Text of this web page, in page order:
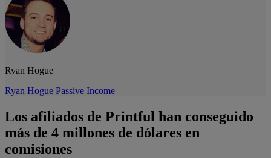
Ryan Hogue
Ryan Hogue Passive Income
Los afiliados de Printful han conseguido
más de 4 millones de dólares en
comisiones